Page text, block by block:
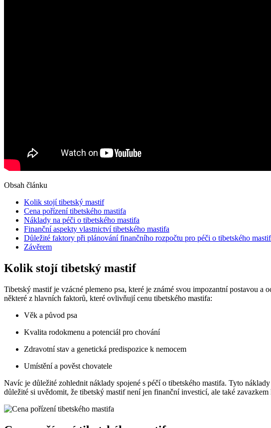
Obsah článku
Kolik stojí tibetský mastif
Cena pořízení tibetského mastifa
Náklady na péči o tibetského mastifa
Finanční aspekty vlastnictví tibetského mastifa
Důležité faktory při plánování finančního rozpočtu pro péči o tibetského
Závěrem
Kolik stojí tibetský mastif
Tibetský mastif je vzácné plemeno psa, které je známé svou impozantní postavou
některé z hlavních faktorů, které ovlivňují cenu tibetského mastifa:
Věk a původ psa
Kvalita rodokmenu a potenciál pro chování
Zdravotní stav a genetická predispozice k nemocem
Umístění a pověst chovatele
Navíc je důležité zohlednit náklady spojené s péčí o tibetského mastifa. Tyto
důležité si uvědomit, že tibetský mastif není jen finanční investicí, ale také